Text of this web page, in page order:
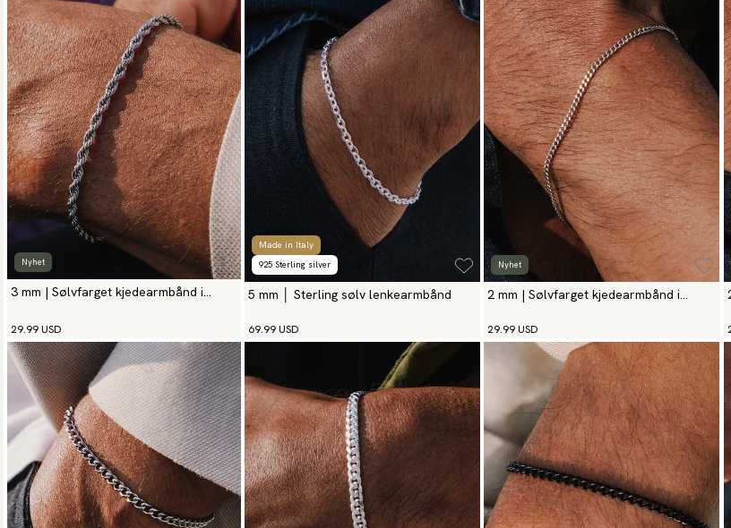
Nyhet
3 mm | Sølvfarget kjedearmbånd i
29.99 USD
Made in Italy
925 Sterling silver
5 mm │ Sterling sølv lenkearmbånd
69.99 USD
Nyhet
2 mm | Sølvfarget kjedearmbånd i
29.99 USD